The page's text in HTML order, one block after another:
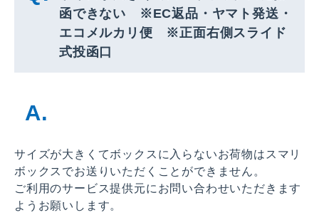
函できない ※EC返品・ヤマト発送・
エコメルカリ便 ※正面右側スライド
式投函口
サイズが大きくてボックスに入らないお荷物はスマリ
ボックスでお送りいただくことができません。
ご利用のサービス提供元にお問い合わせいただきます
ようお願いします。